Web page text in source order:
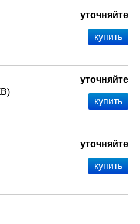
уточняйте
уточняйте
уточняйте